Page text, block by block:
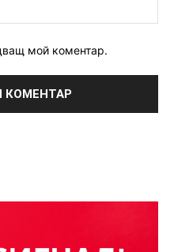
мой коментар.